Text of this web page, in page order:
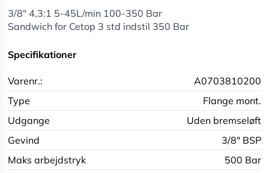
3/8" 4,3:1 5-45L/min 100-350 Bar
Sandwich for Cetop 3 std indstil 350 Bar
Specifikationer
Varenr.:
A0703810200
Type
Flange mont.
Udgange
Uden bremseløft
Gevind
3/8" BSP
Maks arbejdstryk
500 Bar